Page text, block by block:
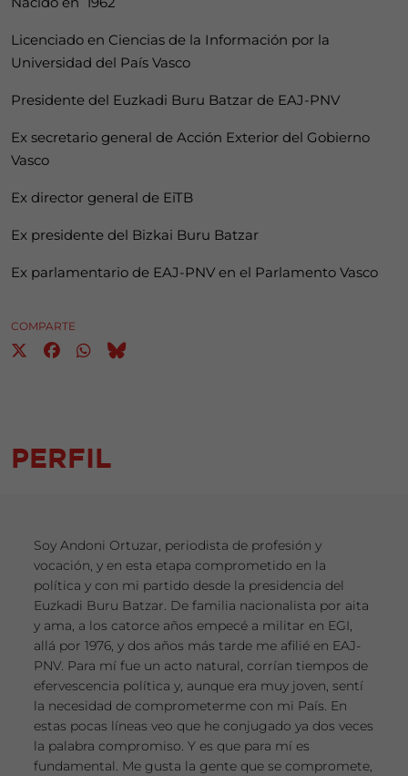
Licenciado en Ciencias de la Información por la
Universidad del País Vasco
Presidente del Euzkadi Buru Batzar de EAJ-PNV
Ex secretario general de Acción Exterior del Gobierno
Vasco
Ex director general de EiTB
Ex presidente del Bizkai Buru Batzar
Ex parlamentario de EAJ-PNV en el Parlamento Vasco
COMPARTE
PERFIL
Soy Andoni Ortuzar, periodista de profesión y
vocación, y en esta etapa comprometido en la
política y con mi partido desde la presidencia del
Euzkadi Buru Batzar. De familia nacionalista por aita
y ama, a los catorce años empecé a militar en EGI,
allá por 1976, y dos años más tarde me afilié en EAJ-
PNV. Para mí fue un acto natural, corrían tiempos de
efervescencia política y, aunque era muy joven, sentí
la necesidad de comprometerme con mi País. En
estas pocas líneas veo que he conjugado ya dos veces
la palabra compromiso. Y es que para mí es
fundamental. Me gusta la gente que se compromete,